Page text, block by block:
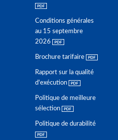
Conditions générales
au 15 septembre
2026
Brochure tarifaire
Rapport sur la qualité
d'exécution
Politique de meilleure
sélection
Politique de durabilité